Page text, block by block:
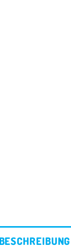
BESCHREIBUNG